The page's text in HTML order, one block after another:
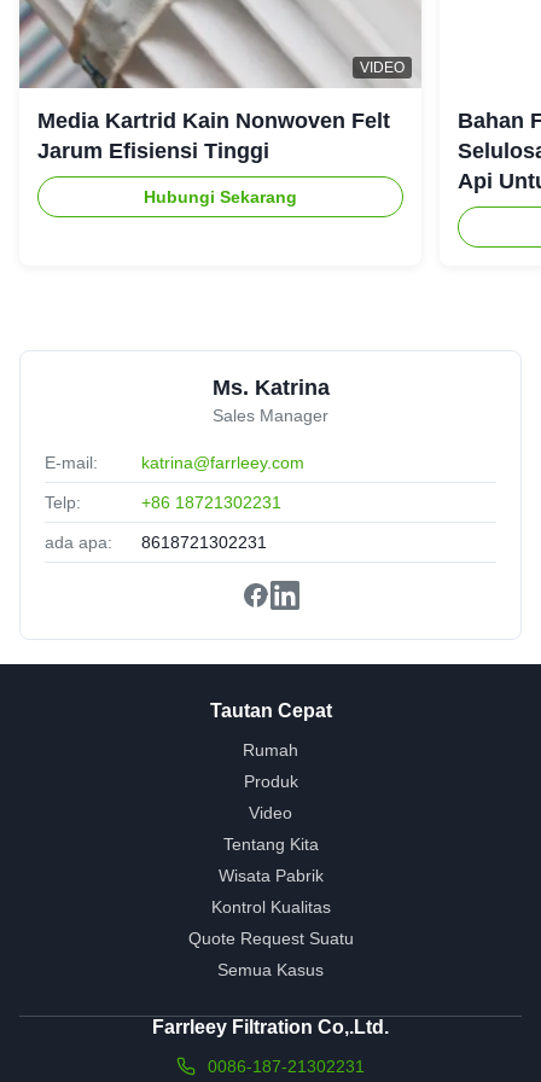
J
Jessica
Canada Jun 17.2025
Reliable performance
T
Thomas Martin ★★★★★
★★★★★
VIDEO
Media Kartrid Kain Nonwoven Felt
Jarum Efisiensi Tinggi
Hubungi Sekarang
Bahan
Api
Ms. Katrina
Sales Manager
E-mail: katrina@farrleey.com
Telp: +86 18721302231
ada apa: 8618721302231
Tautan Cepat
Rumah
Produk
Video
Tentang Kita
Wisata Pabrik
Kontrol Kualitas
Quote Request Suatu
Semua Kasus
Farrleey Filtration Co,.Ltd.
0086-187-21302231